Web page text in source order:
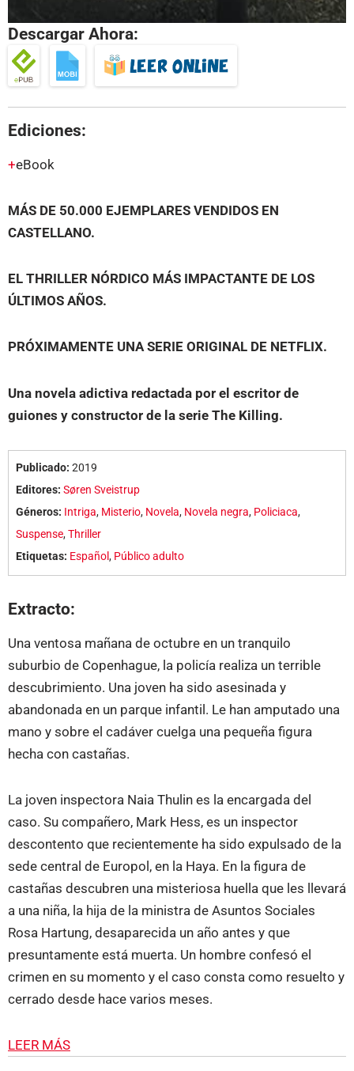
Descargar Ahora:
Ediciones:
eBook
MÁS DE 50.000 EJEMPLARES VENDIDOS EN
CASTELLANO.
EL THRILLER NÓRDICO MÁS IMPACTANTE DE LOS
ÚLTIMOS AÑOS.
PRÓXIMAMENTE UNA SERIE ORIGINAL DE NETFLIX.
Una novela adictiva redactada por el escritor de
guiones y constructor de la serie The Killing.
Publicado: 2019
Editores: Søren Sveistrup
Géneros: Intriga, Misterio, Novela, Novela negra, Policiaca,
Suspense,Thriller
Etiquetas: Español, Público adulto
Extracto:
Una ventosa mañana de octubre en un tranquilo
suburbio de Copenhague, la policía realiza un terrible
descubrimiento. Una joven ha sido asesinada y
abandonada en un parque infantil. Le han amputado una
mano y sobre el cadáver cuelga una pequeña figura
hecha con castañas.
La joven inspectora Naia Thulin es la encargada del
caso. Su compañero, Mark Hess, es un inspector
descontento que recientemente ha sido expulsado de la
sede central de Europol, en la Haya. En la figura de
castañas descubren una misteriosa huella que les llevará
a una niña, la hija de la ministra de Asuntos Sociales
Rosa Hartung, desaparecida un año antes y que
presuntamente está muerta. Un hombre confesó el
crimen en su momento y el caso consta como resuelto y
cerrado desde hace varios meses.
LEER MÁS